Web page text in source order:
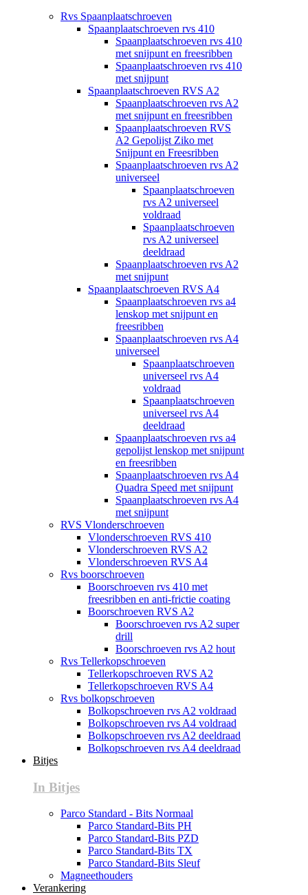
Rvs Spaanplaatschroeven
Spaanplaatschroeven rvs 410
Spaanplaatschroeven rvs 410
met snijpunt en freesribben
Spaanplaatschroeven rvs 410
met snijpunt
Spaanplaatschroeven RVS A2
Spaanplaatschroeven rvs A2
met snijpunt en freesribben
Spaanplaatschroeven RVS
A2 Gepolijst Ziko met
Snijpunt en Freesribben
Spaanplaatschroeven rvs A2
universeel
Spaanplaatschroeven
rvs A2 universeel
voldraad
Spaanplaatschroeven
rvs A2 universeel
deeldraad
Spaanplaatschroeven rvs A2
met snijpunt
Spaanplaatschroeven RVS A4
Spaanplaatschroeven rvs a4
lenskop met snijpunt en
freesribben
Spaanplaatschroeven rvs A4
universeel
Spaanplaatschroeven
universeel rvs A4
voldraad
Spaanplaatschroeven
universeel rvs A4
deeldraad
Spaanplaatschroeven rvs a4
gepolijst lenskop met snijpunt
en freesribben
Spaanplaatschroeven rvs A4
Quadra Speed met snijpunt
Spaanplaatschroeven rvs A4
met snijpunt
RVS Vlonderschroeven
Vlonderschroeven RVS 410
Vlonderschroeven RVS A2
Vlonderschroeven RVS A4
Rvs boorschroeven
Boorschroeven rvs 410 met
freesribben en anti-frictie coating
Boorschroeven RVS A2
Boorschroeven rvs A2 super
drill
Boorschroeven rvs A2 hout
Rvs Tellerkopschroeven
Tellerkopschroeven RVS A2
Tellerkopschroeven RVS A4
Rvs bolkopschroeven
Bolkopschroeven rvs A2 voldraad
Bolkopschroeven rvs A4 voldraad
Bolkopschroeven rvs A2 deeldraad
Bolkopschroeven rvs A4 deeldraad
Bitjes
In Bitjes
Parco Standard - Bits Normaal
Parco Standard-Bits PH
Parco Standard-Bits PZD
Parco Standard-Bits TX
Parco Standard-Bits Sleuf
Magneethouders
Verankering